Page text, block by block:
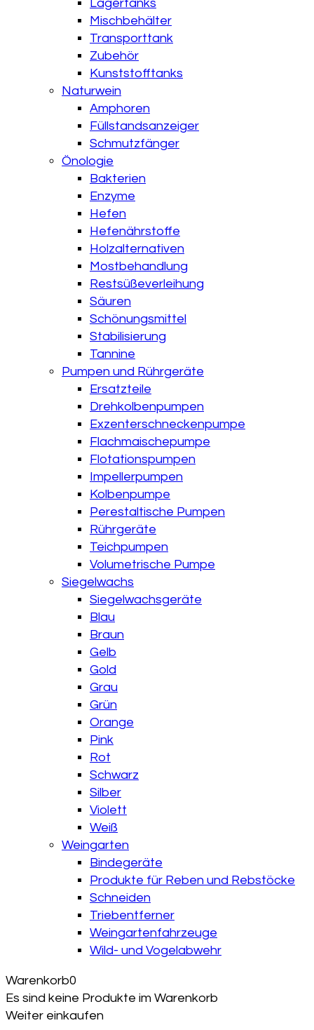
Lagertanks
Mischbehälter
Transporttank
Zubehör
Kunststofftanks
Naturwein
Amphoren
Füllstandsanzeiger
Schmutzfänger
Önologie
Bakterien
Enzyme
Hefen
Hefenährstoffe
Holzalternativen
Mostbehandlung
Restsüßeverleihung
Säuren
Schönungsmittel
Stabilisierung
Tannine
Pumpen und Rührgeräte
Ersatzteile
Drehkolbenpumpen
Exzenterschneckenpumpe
Flachmaischepumpe
Flotationspumpen
Impellerpumpen
Kolbenpumpe
Perestaltische Pumpen
Rührgeräte
Teichpumpen
Volumetrische Pumpe
Siegelwachs
Siegelwachsgeräte
Blau
Braun
Gelb
Gold
Grau
Grün
Orange
Pink
Rot
Schwarz
Silber
Violett
Weiß
Weingarten
Bindegeräte
Produkte für Reben und Rebstöcke
Schneiden
Triebentferner
Weingartenfahrzeuge
Wild- und Vogelabwehr
Warenkorb0
Es sind keine Produkte im Warenkorb
Weiter einkaufen